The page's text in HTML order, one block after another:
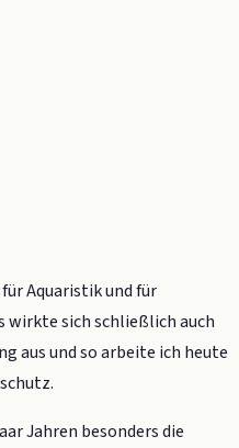
Aquaristik und für
wirkte sich schließlich auch
aus und so arbeite ich heute
Jahren besonders die